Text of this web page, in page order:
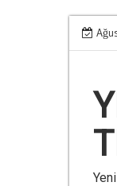
Skip
Kumar